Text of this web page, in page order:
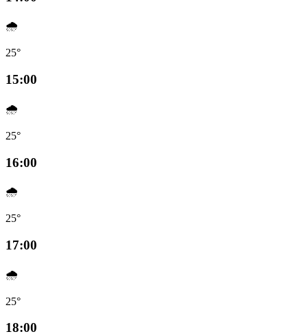
🌧️
25°
15:00
🌧️
25°
16:00
🌧️
25°
17:00
🌧️
25°
18:00